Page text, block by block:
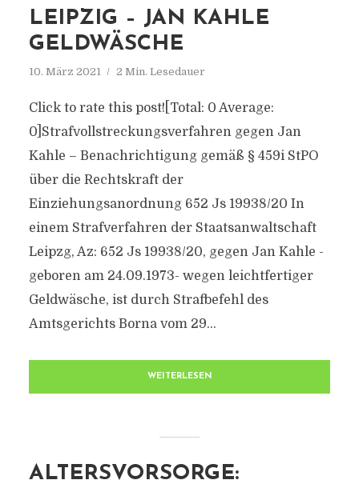
LEIPZIG – JAN KAHLE
GELDWÄSCHE
10. März 2021 2 Min. Lesedauer
Click to rate this post![Total: 0 Average:
0]Strafvollstreckungsverfahren gegen Jan
Kahle – Benachrichtigung gemäß § 459i StPO
über die Rechtskraft der
Einziehungsanordnung 652 Js 19938/​20 In
einem Strafverfahren der Staatsanwaltschaft
Leipzg, Az: 652 Js 19938/​20, gegen Jan Kahle -
geboren am 24.09.1973- wegen leichtfertiger
Geldwäsche, ist durch Strafbefehl des
Amtsgerichts Borna vom 29...
WEITERLESEN
ALTERSVORSORGE: